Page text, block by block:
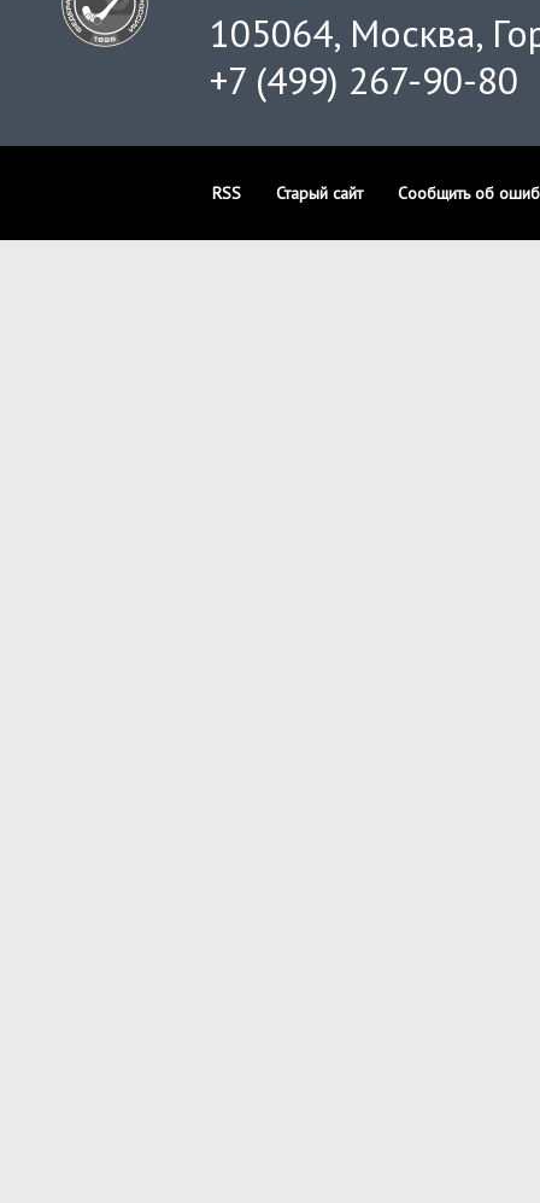
105064, Москва,
+7 (499) 267-90-80
RSS Старый сайт Сообщить об